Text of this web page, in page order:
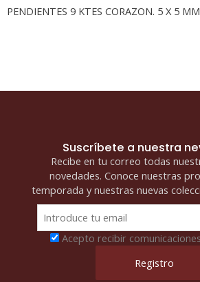
PENDIENTES 9 KTES CORAZON. 5 X 5
Suscríbete a nuestra
Recibe en tu correo todas
novedades. Conoce nuestras
temporada y nuestras nuevas
Acepto recibir